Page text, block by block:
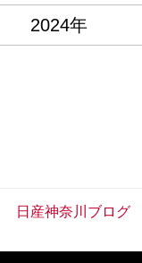
2024年
日産神奈川ブログ